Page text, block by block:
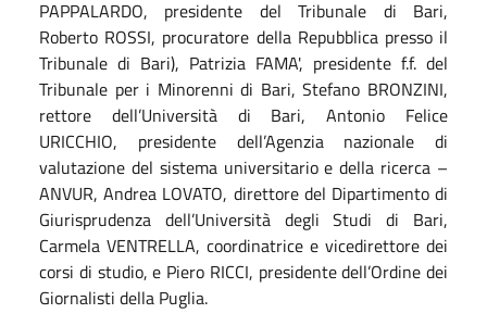
PAPPALARDO, presidente del Tribunale di Bari,
Roberto ROSSI, procuratore della Repubblica presso il
Tribunale di Bari), Patrizia FAMA', presidente f.f. del
Tribunale per i Minorenni di Bari, Stefano BRONZINI,
rettore dell’Università di Bari, Antonio Felice
URICCHIO, presidente dell’Agenzia nazionale di
valutazione del sistema universitario e della ricerca –
ANVUR, Andrea LOVATO, direttore del Dipartimento di
Giurisprudenza dell’Università degli Studi di Bari,
Carmela VENTRELLA, coordinatrice e vicedirettore dei
corsi di studio, e Piero RICCI, presidente dell’Ordine dei
Giornalisti della Puglia.